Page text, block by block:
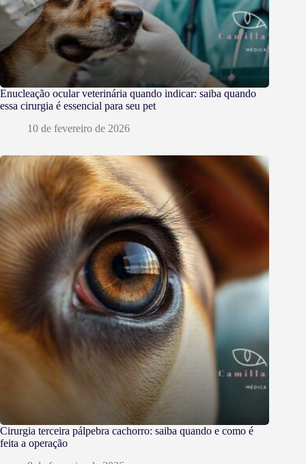
Enucleação ocular veterinária quando indicar: saiba quando
essa cirurgia é essencial para seu pet
10 de fevereiro de 2026
Cirurgia terceira pálpebra cachorro: saiba quando e como é
feita a operação